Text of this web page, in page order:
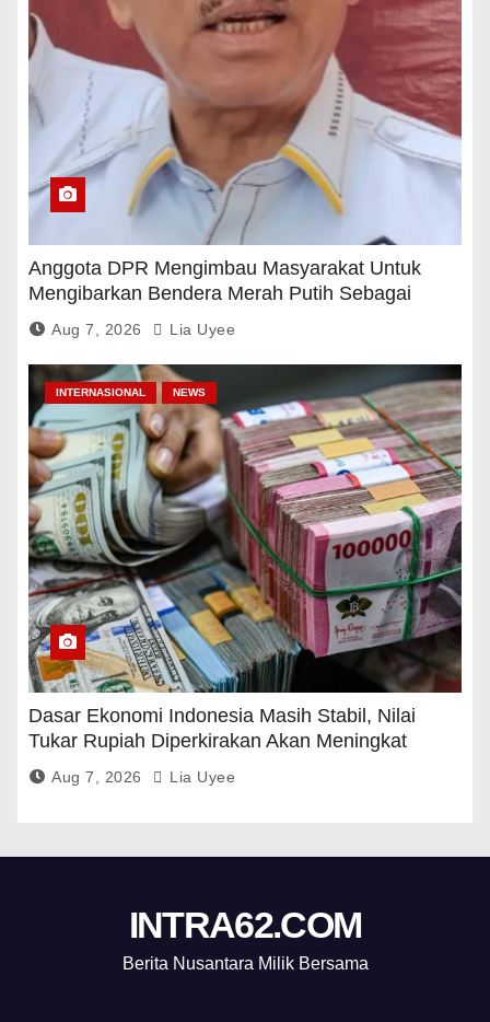
Anggota DPR Mengimbau Masyarakat Untuk
Mengibarkan Bendera Merah Putih Sebagai
Tanda Rasa Terima Kasih
Aug 7, 2026 Lia Uyee
INTERNASIONAL NEWS
Dasar Ekonomi Indonesia Masih Stabil, Nilai
Tukar Rupiah Diperkirakan Akan Meningkat
Aug 7, 2026 Lia Uyee
INTRA62.COM
Berita Nusantara Milik Bersama